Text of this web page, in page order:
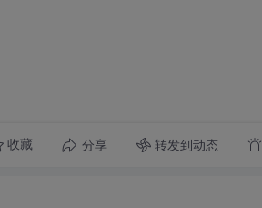
收藏 分享 转发到动态